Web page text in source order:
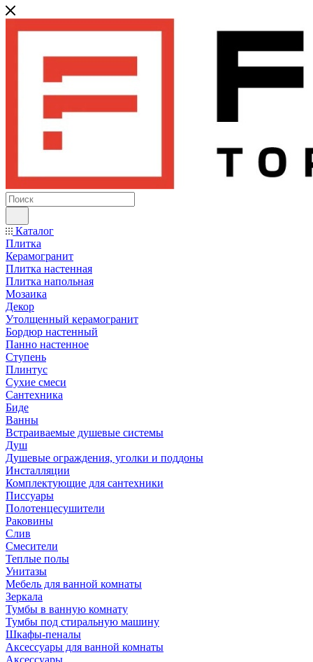
Каталог
Плитка
Керамогранит
Плитка настенная
Плитка напольная
Мозаика
Декор
Утолщенный керамогранит
Бордюр настенный
Панно настенное
Ступень
Плинтус
Сухие смеси
Сантехника
Биде
Ванны
Встраиваемые душевые системы
Душ
Душевые ограждения, уголки и поддоны
Инсталляции
Комплектующие для сантехники
Писсуары
Полотенцесушители
Раковины
Слив
Смесители
Теплые полы
Унитазы
Мебель для ванной комнаты
Зеркала
Тумбы в ванную комнату
Тумбы под стиральную машину
Шкафы-пеналы
Аксессуары для ванной комнаты
Аксессуары